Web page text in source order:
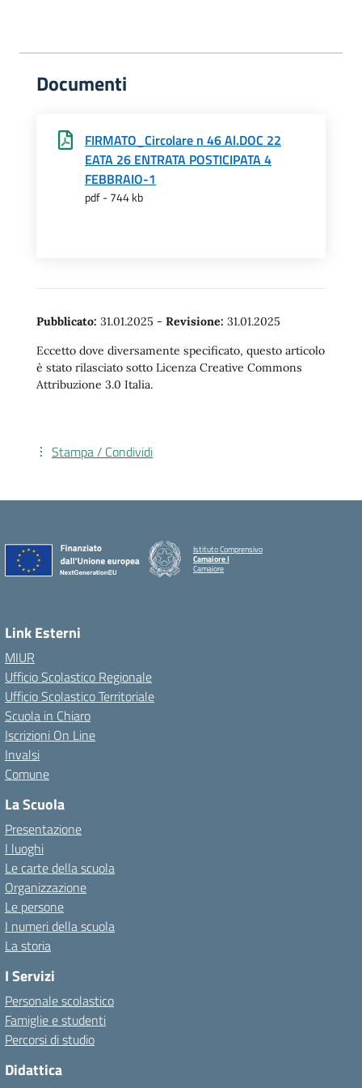
Documenti
FIRMATO_Circolare n 46 Al.DOC 22
EATA 26 ENTRATA POSTICIPATA 4
FEBBRAIO-1
pdf - 744 kb
Pubblicato: 31.01.2025 - Revisione: 31.01.2025
Eccetto dove diversamente specificato, questo articolo
è stato rilasciato sotto Licenza Creative Commons
Attribuzione 3.0 Italia.
Stampa / Condividi
Istituto Comprensivo
Camaiore I
Camaiore
Link Esterni
MIUR
Ufficio Scolastico Regionale
Ufficio Scolastico Territoriale
Scuola in Chiaro
Iscrizioni On Line
Invalsi
Comune
La Scuola
Presentazione
I luoghi
Le carte della scuola
Organizzazione
Le persone
I numeri della scuola
La storia
I Servizi
Personale scolastico
Famiglie e studenti
Percorsi di studio
Didattica